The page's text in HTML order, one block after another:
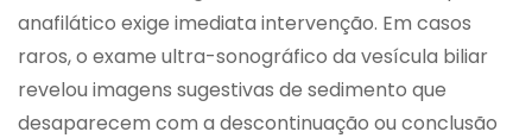
anafilático exige imediata intervenção. Em casos
raros, o exame ultra-sonográfico da vesícula biliar
revelou imagens sugestivas de sedimento que
desaparecem com a descontinuação ou conclusão